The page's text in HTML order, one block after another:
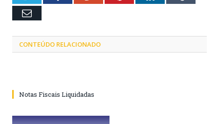
Email
CONTEÚDO RELACIONADO
Notas Fiscais Liquidadas